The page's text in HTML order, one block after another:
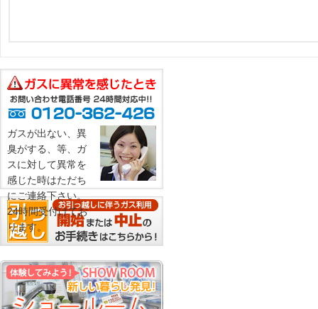
ガスが出ない、異
臭がする、等、ガ
スに対して異常を
感じた時はただち
にご連絡下さい。
24時間受付けてお
ります。